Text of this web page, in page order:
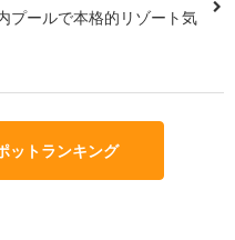
プールで本格的リゾート気
ットランキング